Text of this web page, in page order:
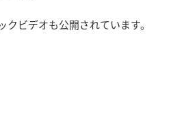
クビデオも公開されています。